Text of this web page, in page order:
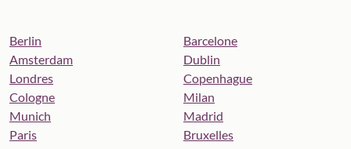
Berlin
Amsterdam
Londres
Cologne
Munich
Paris
Barcelone
Dublin
Copenhague
Milan
Madrid
Bruxelles